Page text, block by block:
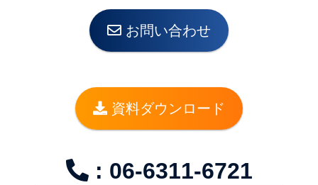
お問い合わせ
資料ダウンロード
: 06-6311-6721